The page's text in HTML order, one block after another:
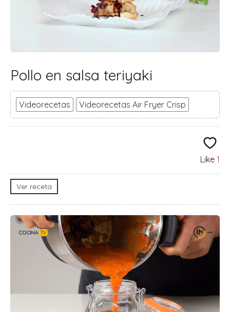
Pollo en salsa teriyaki
Videorecetas Videorecetas Air Fryer Crisp
Like 1
Ver receta